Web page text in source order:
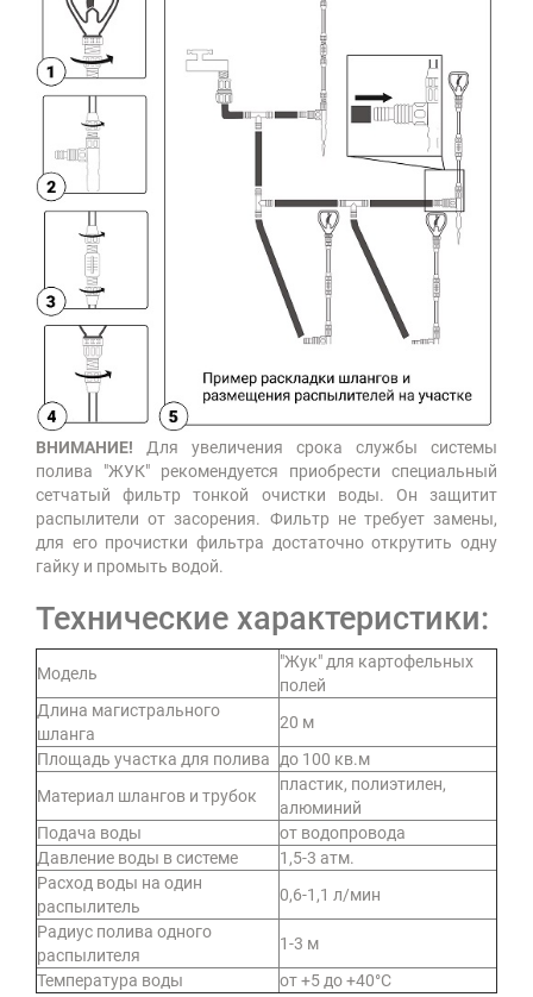
ВНИМАНИЕ! Для увеличения срока службы системы
полива "ЖУК" рекомендуется приобрести специальный
сетчатый фильтр тонкой очистки воды. Он защитит
распылители от засорения. Фильтр не требует замены,
для его прочистки фильтра достаточно открутить одну
гайку и промыть водой.
Технические характеристики:
Модель
"Жук" для картофельных
полей
Длина магистрального
шланга
20 м
Площадь участка для полива до 100 кв.м
Материал шлангов и трубок
пластик, полиэтилен,
алюминий
Подача воды
от водопровода
Давление воды в системе
1,5-3 атм.
Расход воды на один
распылитель
0,6-1,1 л/мин
Радиус полива одного
распылителя
1-3 м
Температура воды
от +5 до +40°С